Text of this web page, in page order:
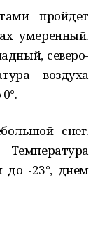
пройдет
умеренный.
северо-
воздуха
снег.
до -23°, днем